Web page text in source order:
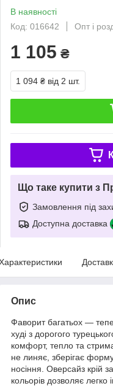
В наявності
Код: 016642
Опт і
1 105 ₴
1 094 ₴ від 2 шт.
Що таке купити з
Замовлення під
Доступна доставка
Опис
Фаворит багатьох —
худі з дорогого
комфорт, тепло та
не линяє, зберігає
носіння. Оверсайз крій
кольорів дозволяє легко